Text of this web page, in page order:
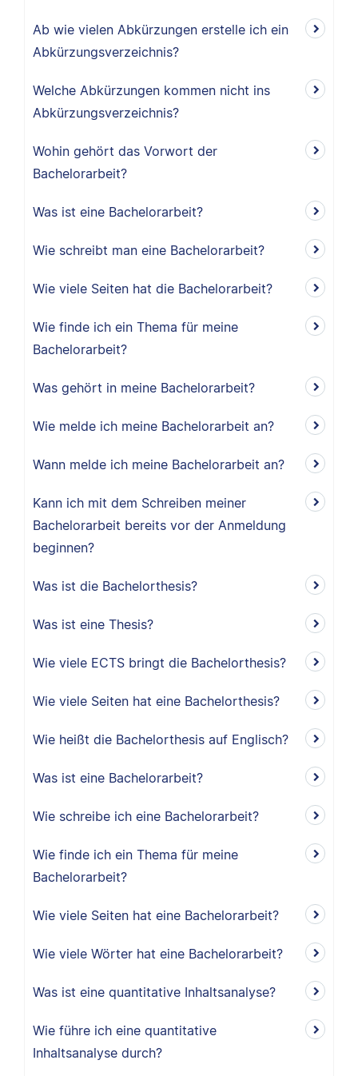
Ab wie vielen Abkürzungen erstelle ich ein
Abkürzungsverzeichnis?
Welche Abkürzungen kommen nicht ins
Abkürzungsverzeichnis?
Wohin gehört das Vorwort der
Bachelorarbeit?
Was ist eine Bachelorarbeit?
Wie schreibt man eine Bachelorarbeit?
Wie viele Seiten hat die Bachelorarbeit?
Wie finde ich ein Thema für meine
Bachelorarbeit?
Was gehört in meine Bachelorarbeit?
Wie melde ich meine Bachelorarbeit an?
Wann melde ich meine Bachelorarbeit an?
Kann ich mit dem Schreiben meiner
Bachelorarbeit bereits vor der Anmeldung
beginnen?
Was ist die Bachelorthesis?
Was ist eine Thesis?
Wie viele ECTS bringt die Bachelorthesis?
Wie viele Seiten hat eine Bachelorthesis?
Wie heißt die Bachelorthesis auf Englisch?
Was ist eine Bachelorarbeit?
Wie schreibe ich eine Bachelorarbeit?
Wie finde ich ein Thema für meine
Bachelorarbeit?
Wie viele Seiten hat eine Bachelorarbeit?
Wie viele Wörter hat eine Bachelorarbeit?
Was ist eine quantitative Inhaltsanalyse?
Wie führe ich eine quantitative
Inhaltsanalyse durch?